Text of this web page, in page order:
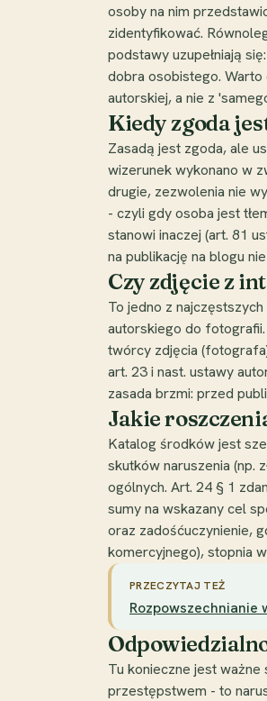
osoby na nim
zidentyfikować.
podstawy uzupełniają
dobra osobistego. Warto
autorskiej, a nie z
Kiedy zgoda
Zasadą jest zgoda, ale
wizerunek wykonano w
drugie, zezwolenia nie
- czyli gdy osoba jest
stanowi inaczej (art. 81
na publikację na blogu
Czy zdjęcie z
To jedno z
autorskiego do
twórcy zdjęcia
art. 23 i nast. ustawy
zasada brzmi: przed
Jakie
Katalog środków jest
skutków naruszenia (np.
ogólnych. Art. 24 § 1
sumy na wskazany cel
oraz zadośćuczynienie,
komercyjnego), stopnia
PRZECZYTAJ TEŻ
Tu konieczne jest
przestępstwem - to